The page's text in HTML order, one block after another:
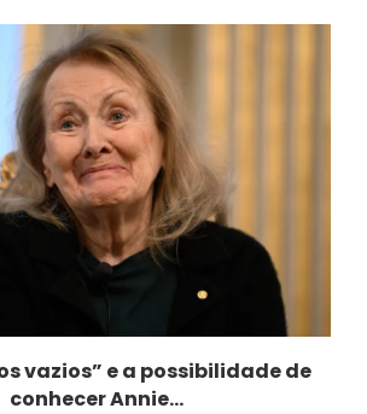
vazios” e a possibilidade de
conhecer Annie...